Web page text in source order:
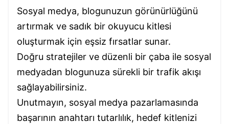
Sosyal medya, blogunuzun görünürlüğünü
artırmak ve sadık bir okuyucu kitlesi
oluşturmak için eşsiz fırsatlar sunar.
Doğru stratejiler ve düzenli bir çaba ile sosyal
medyadan blogunuza sürekli bir trafik akışı
sağlayabilirsiniz.
Unutmayın, sosyal medya pazarlamasında
başarının anahtarı tutarlılık, hedef kitlenizi